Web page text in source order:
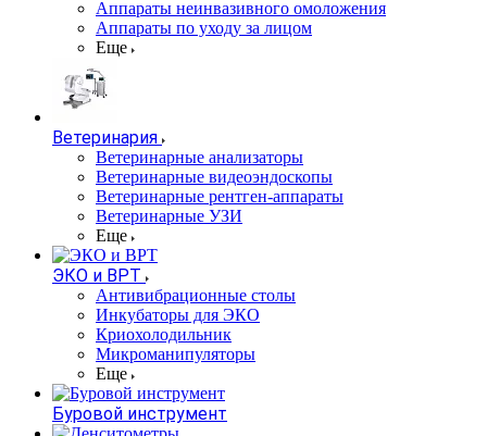
Аппараты неинвазивного омоложения
Аппараты по уходу за лицом
Еще
Ветеринария
Ветеринарные анализаторы
Ветеринарные видеоэндоскопы
Ветеринарные рентген-аппараты
Ветеринарные УЗИ
Еще
ЭКО и ВРТ
Антивибрационные столы
Инкубаторы для ЭКО
Криохолодильник
Микроманипуляторы
Еще
Буровой инструмент